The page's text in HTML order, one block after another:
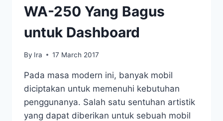
WA-250 Yang Bagus
untuk Dashboard
By Ira 17 March 2017
Pada masa modern ini, banyak mobil
diciptakan untuk memenuhi kebutuhan
penggunanya. Salah satu sentuhan artistik
yang dapat diberikan untuk sebuah mobil